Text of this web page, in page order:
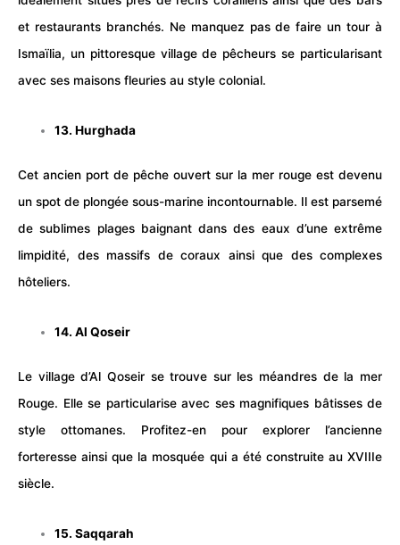
et restaurantsbranchés. Ne manquez pas de faire un tour à
Ismaïlia, un pittoresque villagede pêcheurs se particularisant
avec ses maisons fleuries au style colonial.
13. Hurghada
Cet ancien port de pêche ouvert sur la mer rouge est devenu
un spot de plongée sous-marine incontournable. Il est parsemé
de sublimes plages baignant dans des eaux d’une extrême
limpidité, des massifs de coraux ainsi que des complexes
hôteliers.
14. Al Qoseir
Le village d’Al Qoseir se trouve sur les méandres de la mer
Rouge. Elle se particularise avec ses magnifiques bâtisses de
style ottomanes. Profitez-en pour explorer l’ancienne
forteresse ainsi que la mosquée qui a été construite au XVIIIe
siècle.
15. Saqqarah